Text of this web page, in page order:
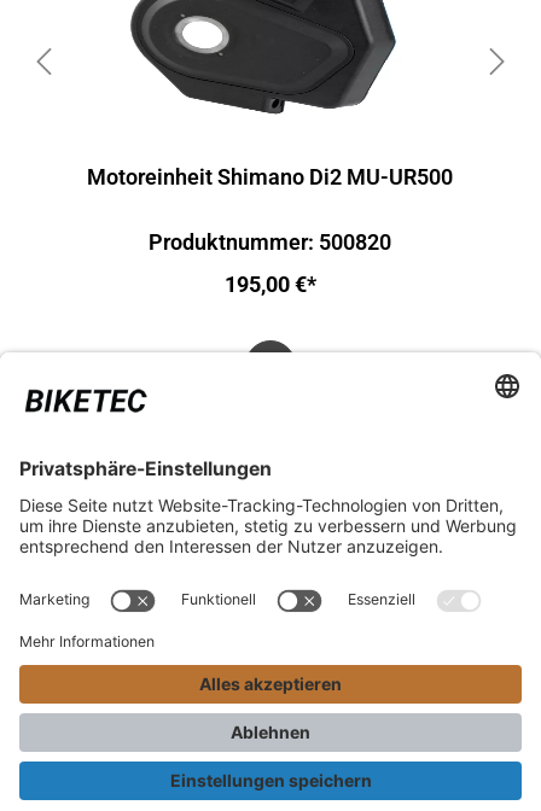
Motoreinheit Shimano Di2 MU-UR500
Produktnummer: 500820
195,00 €*
*Unverbindliche Preisempfehlung inkl. MwSt. zzgl. Versandkosten